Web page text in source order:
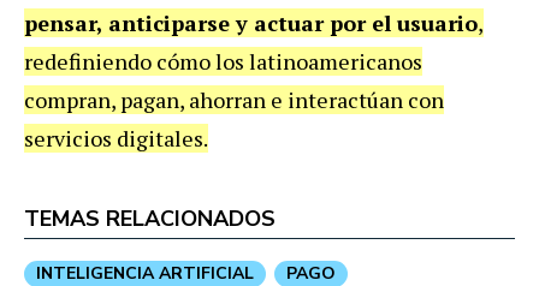
pensar, anticiparse y actuar por el usuario,
redefiniendo cómo los latinoamericanos
compran, pagan, ahorran e interactúan con
servicios digitales.
TEMAS RELACIONADOS
INTELIGENCIA ARTIFICIAL
PAGO